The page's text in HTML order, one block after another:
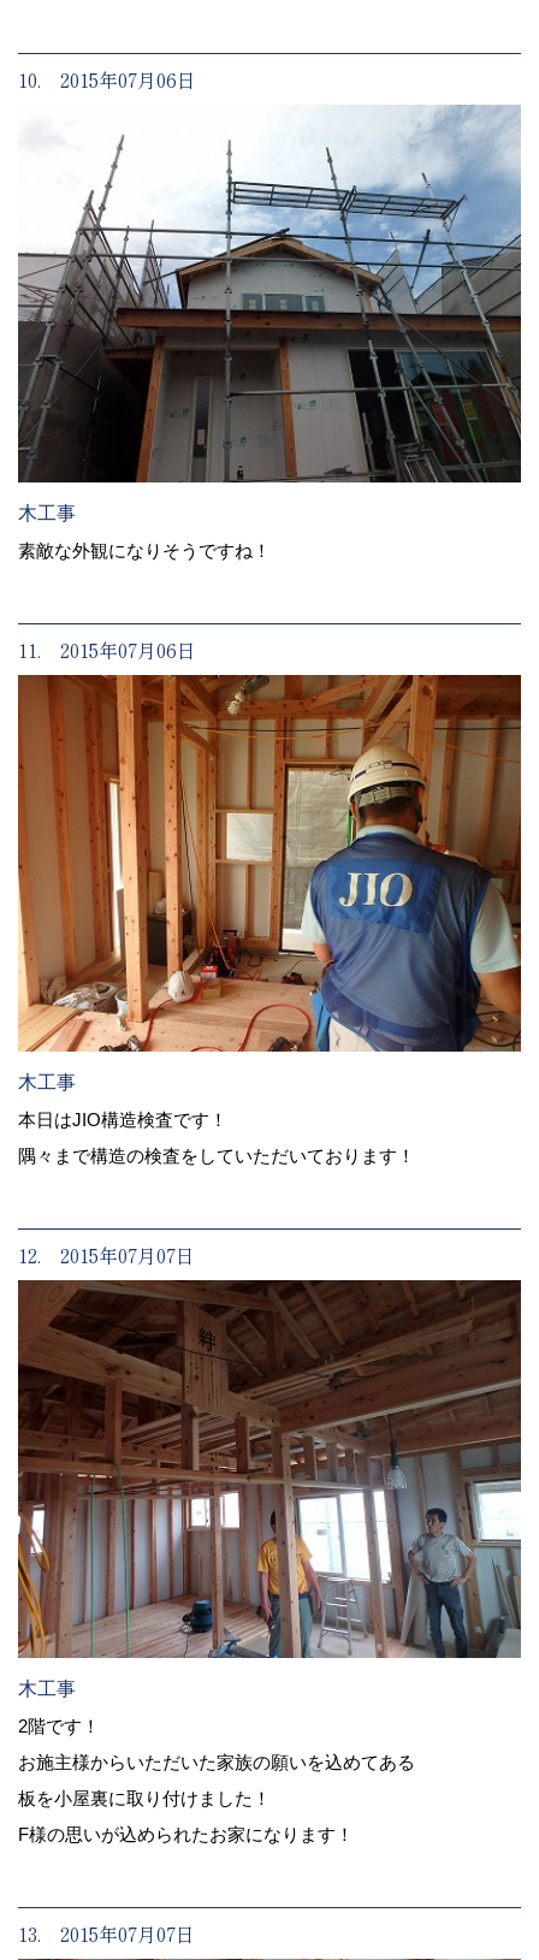
10. 2015年07月06日
木工事
素敵な外観になりそうですね！
11. 2015年07月06日
木工事
本日はJIO構造検査です！
隅々まで構造の検査をしていただいております！
12. 2015年07月07日
木工事
2階です！
お施主様からいただいた家族の願いを込めてある
板を小屋裏に取り付けました！
F様の思いが込められたお家になります！
13. 2015年07月07日